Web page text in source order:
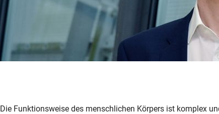
Die Funktionsweise des menschlichen Körpers ist komplex